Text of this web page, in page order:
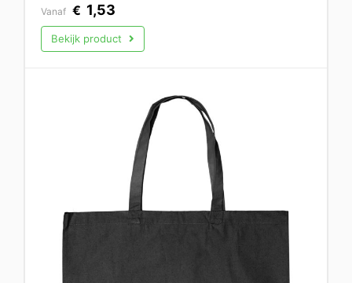
Vanaf € 1,53
Bekijk product